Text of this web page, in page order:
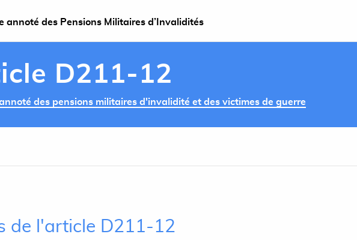
annoté des Pensions Militaires d’Invalidités
D211-12
des pensions militaires d'invalidité et des victimes de guerre
de l'article D211-12